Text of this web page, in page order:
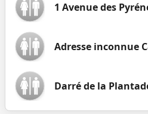
1 Avenue des
Adresse inconnue
Darré de la